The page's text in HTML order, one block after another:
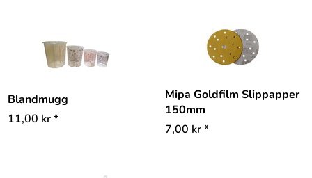
Blandmugg
11,00 kr*
Mipa Goldfilm Slippapper
150mm
7,00 kr*